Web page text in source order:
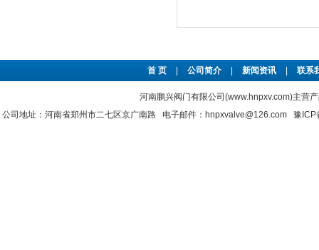
首 页 公司简介 新闻资讯 联系
河南鹏兴阀门有限公司(www.hnpxv.com)主营
公司地址：河南省郑州市二七区京广南路 电子邮件：hnpxvalve@126.com 豫ICP